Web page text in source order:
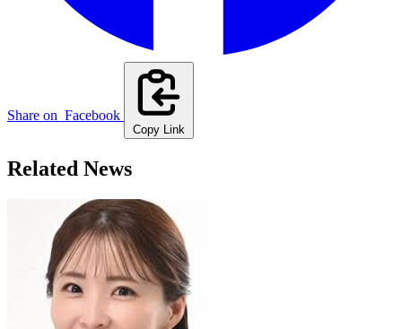
Share on Facebook
Copy Link
Related News